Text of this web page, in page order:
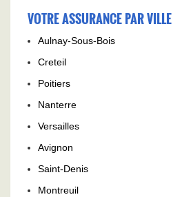
VOTRE ASSURANCE PAR VILLE
Aulnay-Sous-Bois
Creteil
Poitiers
Nanterre
Versailles
Avignon
Saint-Denis
Montreuil